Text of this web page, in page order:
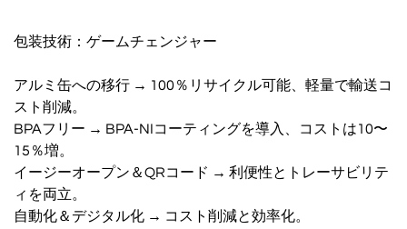
包装技術：ゲームチェンジャー
アルミ缶への移行 → 100％リサイクル可能、軽量で輸送コ
スト削減。
BPAフリー → BPA-NIコーティングを導入、コストは10〜
15％増。
イージーオープン＆QRコード → 利便性とトレーサビリテ
ィを両立。
自動化＆デジタル化 → コスト削減と効率化。